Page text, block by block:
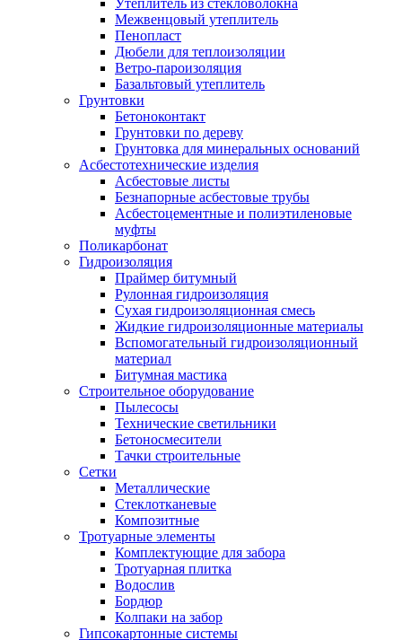
Утеплитель из стекловолокна
Межвенцовый утеплитель
Пенопласт
Дюбели для теплоизоляции
Ветро-пароизоляция
Базальтовый утеплитель
Грунтовки
Бетоноконтакт
Грунтовки по дереву
Грунтовка для минеральных оснований
Асбестотехнические изделия
Асбестовые листы
Безнапорные асбестовые трубы
Асбестоцементные и полиэтиленовые
муфты
Поликарбонат
Гидроизоляция
Праймер битумный
Рулонная гидроизоляция
Сухая гидроизоляционная смесь
Жидкие гидроизоляционные материалы
Вспомогательный гидроизоляционный
материал
Битумная мастика
Строительное оборудование
Пылесосы
Технические светильники
Бетоносмесители
Тачки строительные
Сетки
Металлические
Стеклотканевые
Композитные
Тротуарные элементы
Комплектующие для забора
Тротуарная плитка
Водослив
Бордюр
Колпаки на забор
Гипсокартонные системы